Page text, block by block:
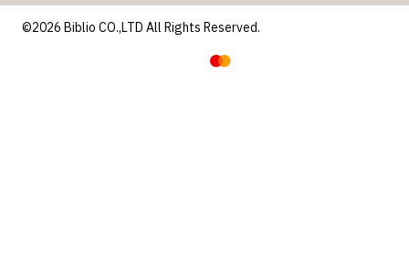
©2026 Biblio CO.,LTD All Rights Reserved.